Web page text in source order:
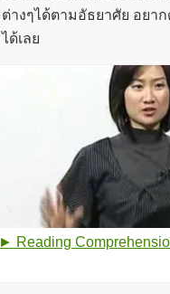
ต่างๆได้ตามอัธยาศัย อย
ได้เลย
► Reading